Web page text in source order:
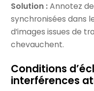
Solution :Annotez
synchronisées dans
d’images issues de
chevauchent.
Conditions
interférences